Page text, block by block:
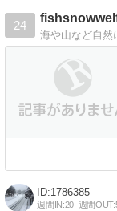
24
1786385
週間IN:20 週間OUT: